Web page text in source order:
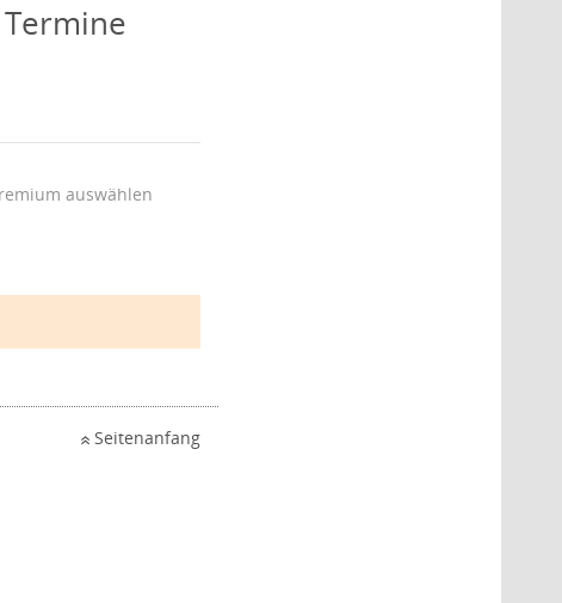
auswählen
Seitenanfang